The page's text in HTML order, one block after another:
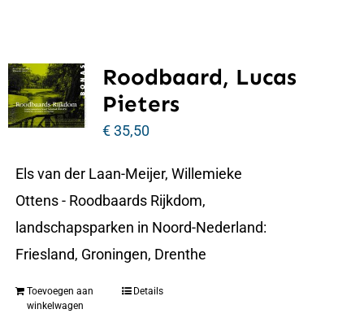
Roodbaard, Lucas
Pieters
€35,50
Els van der Laan-Meijer, Willemieke
Ottens - Roodbaards Rijkdom,
landschapsparken in Noord-Nederland:
Friesland, Groningen, Drenthe
Toevoegen aan
winkelwagen
Details